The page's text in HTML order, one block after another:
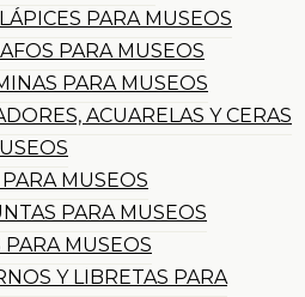
PARA MUSEOS
PARA MUSEOS
PARA MUSEOS
ACUARELAS Y CERAS
MUSEOS
PARA MUSEOS
PARA MUSEOS
Y LIBRETAS PARA